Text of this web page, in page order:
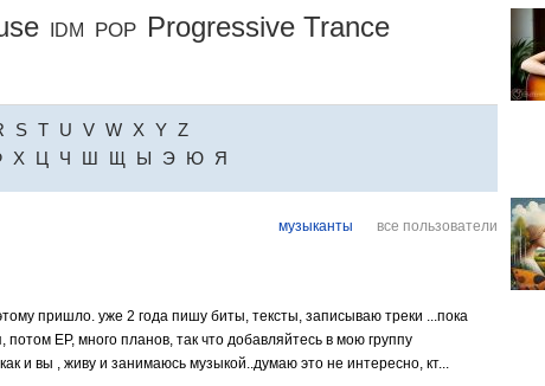
IDM POP Progressive Trance
S T U V W X Y Z
Х Ц Ч Ш Щ Ы Э Ю Я
все пользователи
музыканты
пришло. уже 2 года пишу биты, тексты, записываю треки ...пока
ЕР, много планов, так что добавляйтесь в мою группу
и вы , живу и занимаюсь музыкой..думаю это не интересно, кт...